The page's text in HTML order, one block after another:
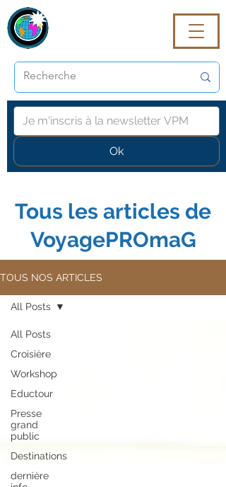
Ok
Tous les articles de
VoyagePROmaG
TOUS NOS ARTICLES
All Posts
Croisière
Workshop
Eductour
Presse
grand
public
Destinations
dernière
All Posts